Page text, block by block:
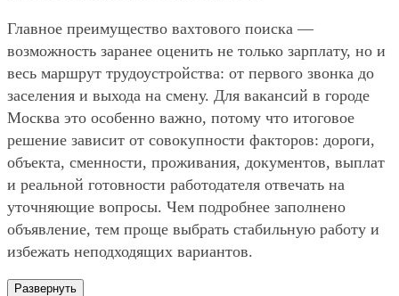
Главное преимущество вахтового поиска —
возможность заранее оценить не только зарплату, но и
весь маршрут трудоустройства: от первого звонка до
заселения и выхода на смену. Для вакансий в городе
Москва это особенно важно, потому что итоговое
решение зависит от совокупности факторов: дороги,
объекта, сменности, проживания, документов, выплат
и реальной готовности работодателя отвечать на
уточняющие вопросы. Чем подробнее заполнено
объявление, тем проще выбрать стабильную работу и
избежать неподходящих вариантов.
Развернуть